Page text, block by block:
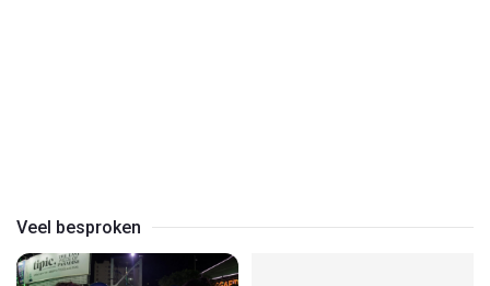
Veel besproken